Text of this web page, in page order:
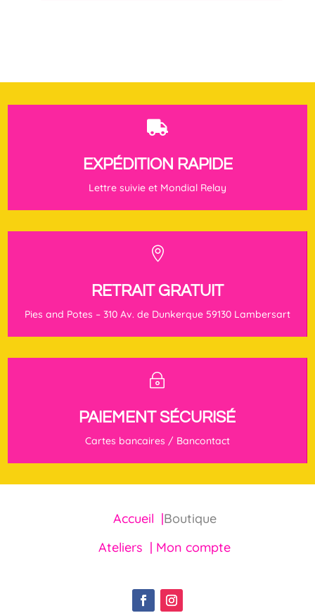

EXPÉDITION RAPIDE
Lettre suivie et Mondial Relay

RETRAIT GRATUIT
Pies and Potes – 310 Av. de Dunkerque 59130 Lambersart
~
PAIEMENT SÉCURISÉ
Cartes bancaires / Bancontact
Accueil |Boutique
Ateliers | Mon compte